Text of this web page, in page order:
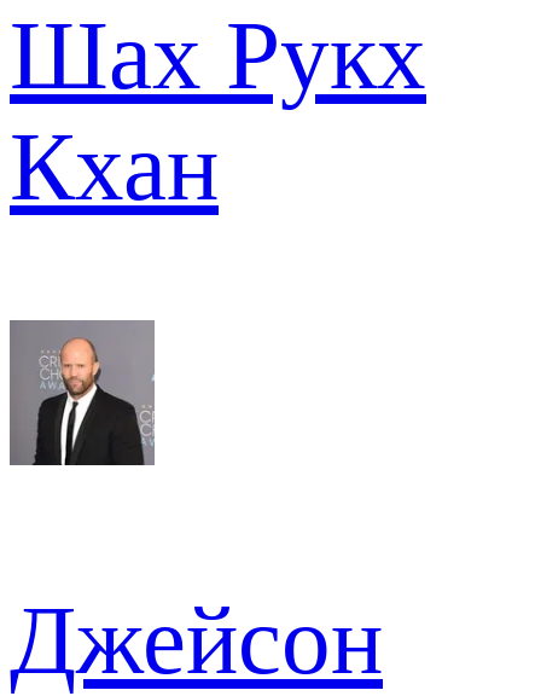
Шах Рукх
Кхан
Джейсон